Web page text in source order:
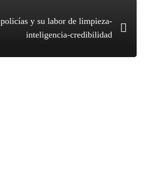
y su labor de limpieza-
inteligencia-credibilidad